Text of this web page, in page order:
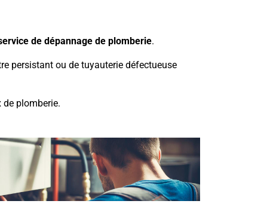
de dépannage de plomberie.
persistant ou de tuyauterie défectueuse
plomberie.